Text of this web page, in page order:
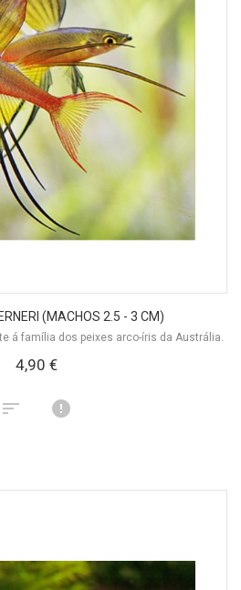
(MACHOS 2.5 - 3 CM)
á família dos peixes arco-íris da Austrália.
4,90 €